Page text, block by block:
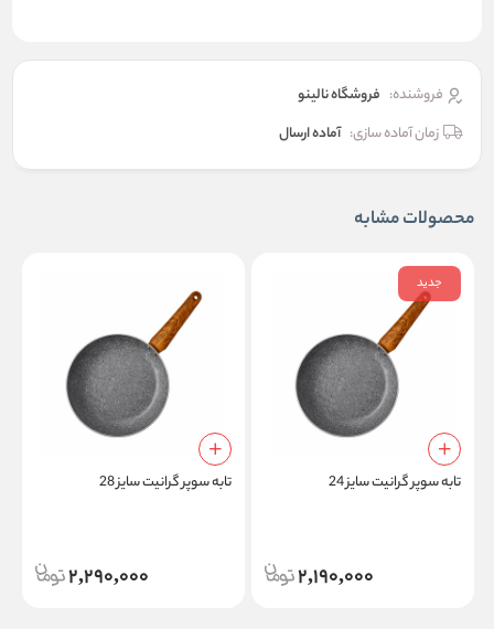
فروشنده: فروشگاه نالینو
زمان آماده سازی: آماده ارسال
محصولات مشابه
جدید
تابه سوپر گرانیت سایز 24
2,190,000
تابه سوپر گرانیت سایز 28
2,290,000